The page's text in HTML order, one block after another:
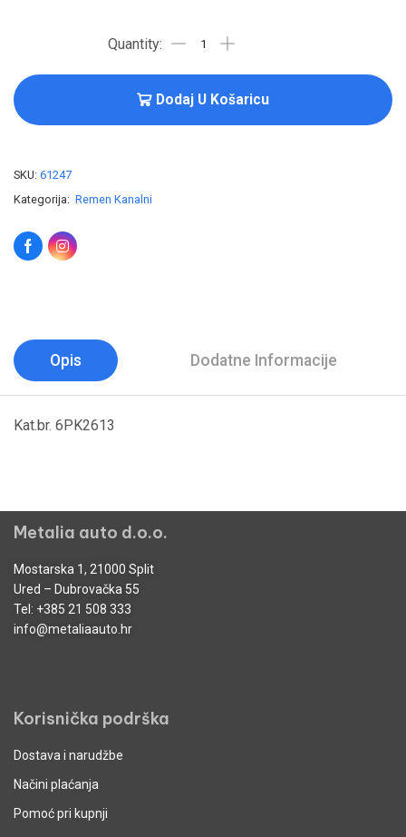
Dodaj U Košaricu
SKU: 61247
Kategorija: Remen Kanalni
Opis Dodatne Informacije
Kat.br. 6PK2613
Metalia auto d.o.o.
Mostarska 1, 21000 Split
Ured – Dubrovačka 55
Tel: +385 21 508 333
info@metaliaauto.hr
Korisnička podrška
Dostava i narudžbe
Načini plaćanja
Pomoć pri kupnji